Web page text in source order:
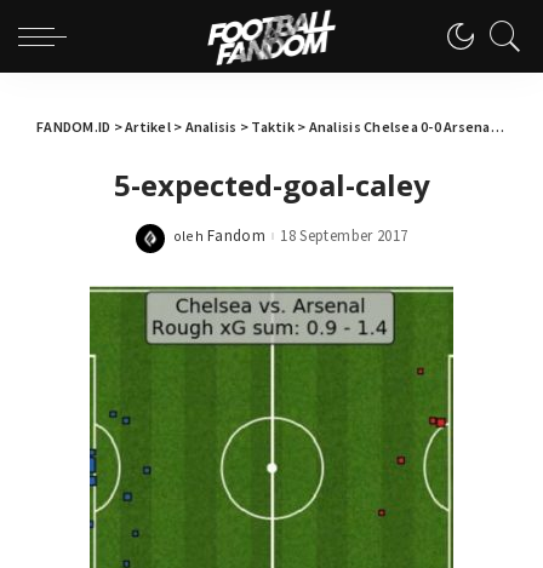
FANDOM.ID >Artikel> Analisis > Taktik> Analisis Chelsea 0-0 Arsenal >
5-expected-goal-caley
Posted
oleh Fandom 18 September 2017